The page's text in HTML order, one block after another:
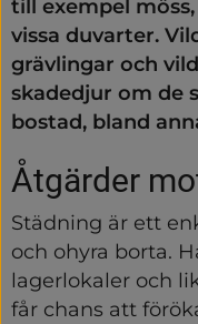
till exempel
vissa duvarter.
grävlingar och
skadedjur om de
bostad, bland
Åtgärder
Städning är ett
och ohyra borta.
lagerlokaler och
får chans att